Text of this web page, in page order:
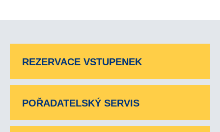
REZERVACE VSTUPENEK
POŘADATELSKÝ SERVIS